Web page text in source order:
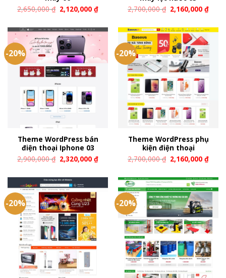
2,650,000₫ 2,120,000₫
2,700,000₫ 2,160,000₫
-20%
Theme WordPress bán
điện thoại Iphone 03
2,900,000₫ 2,320,000₫
-20%
Theme WordPress phụ
kiện điện thoại
2,700,000₫ 2,160,000₫
-20% -20%